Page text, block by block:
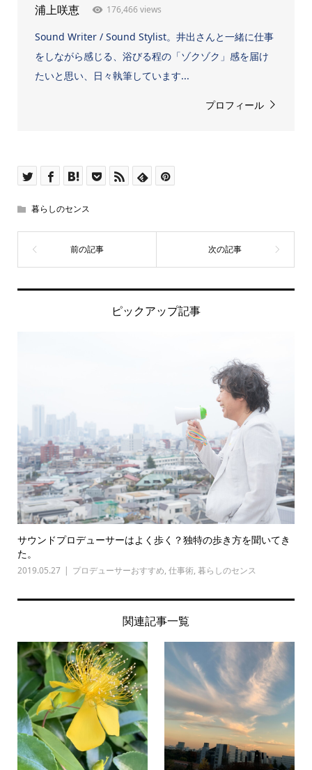
浦上咲恵 176,466 views
Sound Writer / Sound Stylist。井出さんと一緒に仕事
をしながら感じる、浴びる程の「ゾクゾク」感を届け
たいと思い、日々執筆しています...
プロフィール
暮らしのセンス
ピックアップ記事
サウンドプロデューサーはよく歩く？独特の歩き方を聞いてき
た。
2019.05.27 プロデューサーおすすめ, 仕事術, 暮らしのセンス
関連記事一覧